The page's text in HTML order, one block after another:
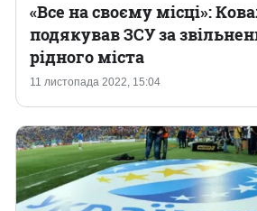
11 листопада 2022, 15:04
«Все на своєму місці»:
подякував ЗСУ за
рідного міста